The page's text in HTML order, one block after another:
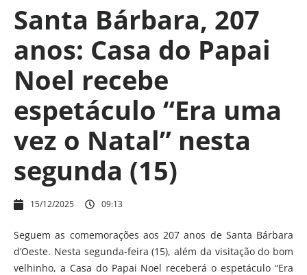
Santa Bárbara, 207
anos: Casa do Papai
Noel recebe
espetáculo “Era uma
vez o Natal” nesta
segunda (15)
15/12/2025 09:13
Seguem as comemorações aos 207 anos de Santa Bárbara
d’Oeste. Nesta segunda-feira (15), além da visitação do bom
velhinho, a Casa do Papai Noel receberá o espetáculo “Era